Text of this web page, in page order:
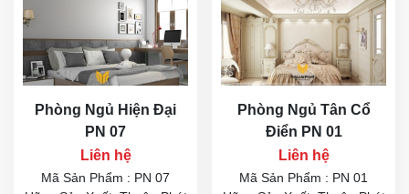
Phòng Ngủ Hiện Đại
PN 07
Liên hệ
Mã Sản Phẩm : PN 07
Phòng Ngủ Tân Cổ
Điển PN 01
Liên hệ
Mã Sản Phẩm : PN 01